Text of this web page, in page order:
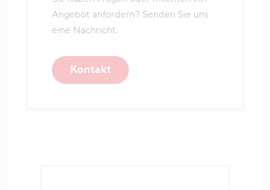
Angebot anfordern? Senden Sie uns
eine Nachricht.
Kontakt